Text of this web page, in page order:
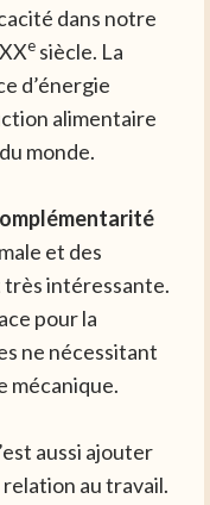
dans notre
e siècle. La
d’énergie
alimentaire
monde.
et des
très intéressante.
pour la
ne nécessitant
mécanique.
aussi ajouter
au travail.